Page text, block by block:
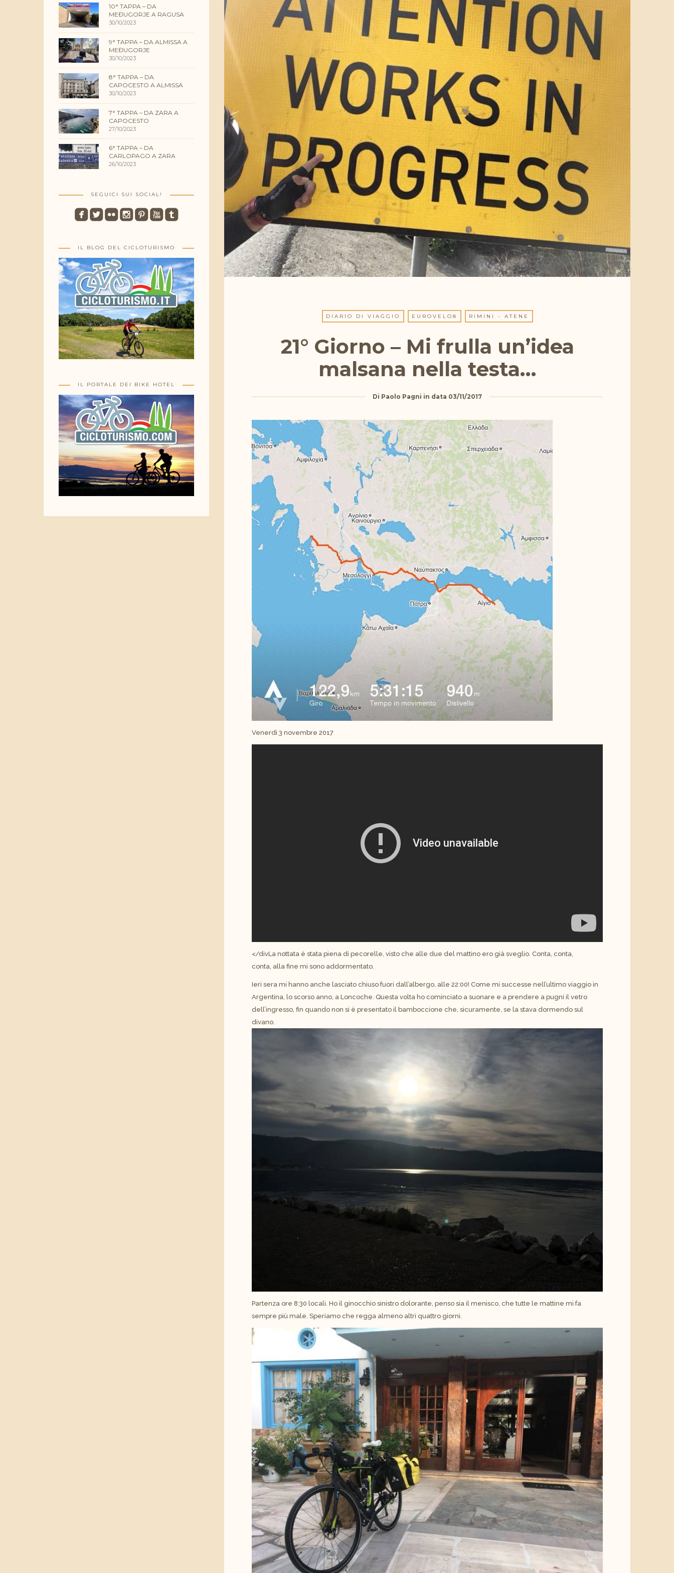
10° TAPPA – DA
MEĐUGORJE A RAGUSA
30/10/2023
9° TAPPA – DA ALMISSA A
MEĐUGORJE
30/10/2023
8° TAPPA – DA
CAPOCESTO A ALMISSA
30/10/2023
7° TAPPA – DA ZARA A
CAPOCESTO
27/10/2023
6° TAPPA – DA
CARLOPAGO A ZARA
26/10/2023
SEGUICI SUI SOCIAL!
roundedfacebookroundedtwitterbirdroundedflickrroundedinstagramroundedpinterestroundedyoutuberoundedtumblr
IL BLOG DEL CICLOTURISMO
IL PORTALE DEI BIKE HOTEL
DIARIO DI VIAGGIO EUROVELO8 RIMINI - ATENE
21° Giorno – Mi frulla un’idea
malsana nella testa…
Di Paolo Pagni in data 03/11/2017
Venerdì 3 novembre 2017
</divLa nottata è stata piena di pecorelle, visto che alle due del mattino ero già sveglio. Conta, conta,
conta, alla fine mi sono addormentato.
Ieri sera mi hanno anche lasciato chiuso fuori dall’albergo, alle 22:00! Come mi successe nell’ultimo viaggio in
Argentina, lo scorso anno, a Loncoche. Questa volta ho cominciato a suonare e a prendere a pugni il vetro
dell’ingresso, fin quando non si è presentato il bamboccione che, sicuramente, se la stava dormendo sul
divano.
Partenza ore 8:30 locali. Ho il ginocchio sinistro dolorante, penso sia il menisco, che tutte le mattine mi fa
sempre più male. Speriamo che regga almeno altri quattro giorni.